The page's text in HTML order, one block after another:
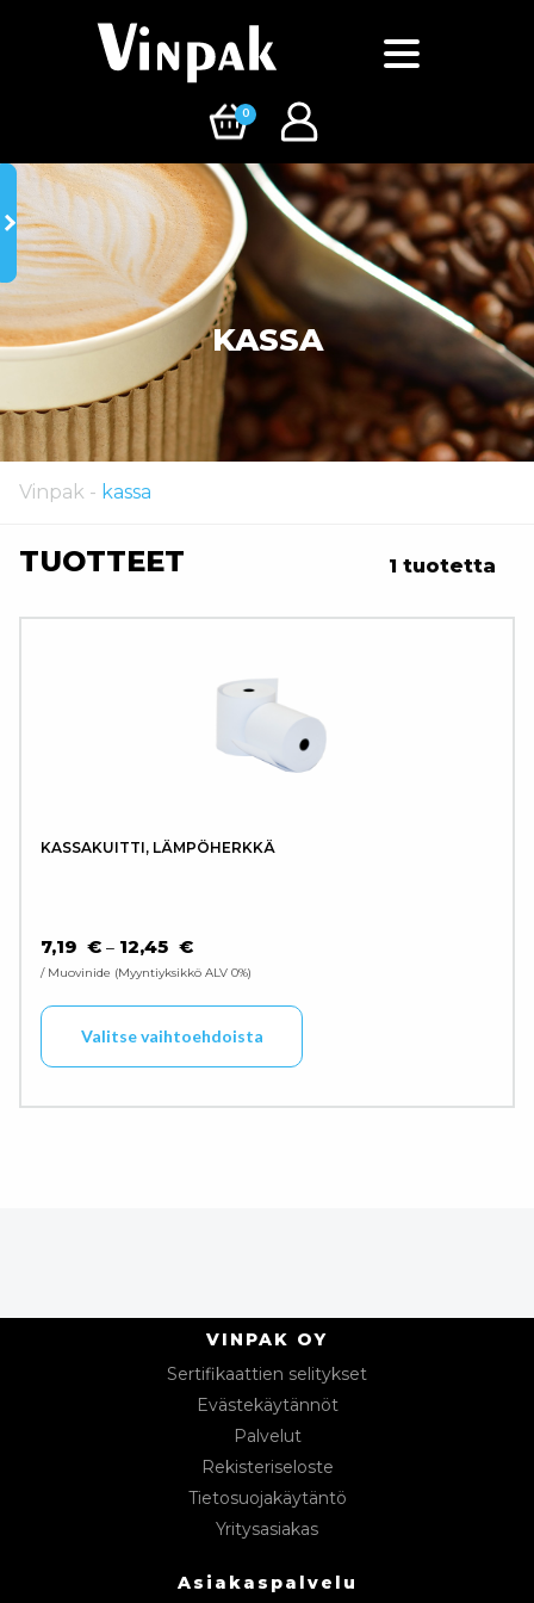
0
KASSA
Vinpak - kassa
TUOTTEET 1 tuotetta
KASSAKUITTI, LÄMPÖHERKKÄ
7,19 € – 12,45 €HINTALUOKKA: 7,19 € - 12,45 €
/ Muovinide Myyntiyksikkö ALV 0%
Valitse vaihtoehdoista
VINPAK OY
Sertifikaattien selitykset
Evästekäytännöt
Palvelut
Rekisteriseloste
Tietosuojakäytäntö
Yritysasiakas
Asiakaspalvelu